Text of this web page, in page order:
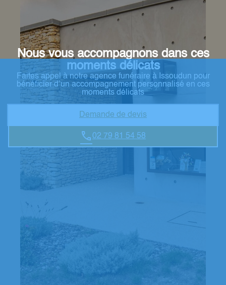
Nous vous accompagnons dans ces
moments délicats
Faites appel à notre agence funéraire à Issoudun pour
bénéficier d’un accompagnement personnalisé en ces
moments délicats
Demande de devis
02 79 81 54 58